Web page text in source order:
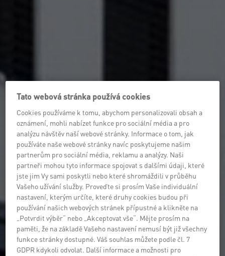
Tato webová stránka používá cookies
Cookies používáme k tomu, abychom personalizovali obsah a
oznámení, mohli nabízet funkce pro sociální média a pro
analýzu návštěv naší webové stránky. Informace o tom, jak
používáte naše webové stránky navíc poskytujeme našim
partnerům pro sociální média, reklamu a analýzy. Naši
partneři mohou tyto informace spojovat s dalšími údaji, které
jste jim Vy sami poskytli nebo které shromáždili v průběhu
Vašeho užívání služby. Proveďte si prosím Vaše individuální
nastavení, kterým určíte, které druhy cookies budou při
používání našich webových stránek přípustné a klikněte na
„Potvrdit výběr“ nebo „Akceptovat vše“. Mějte prosím na
paměti, že na základě Vašeho nastavení nemusí být již všechny
funkce stránky dostupné. Váš souhlas můžete podle čl. 7
GDPR kdykoli odvolat. Další informace a možnosti pro